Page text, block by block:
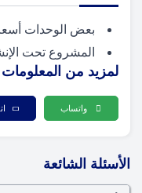
بعض الوحدات
المشروع تحت
لمزيد من المعلومات
واتساب
الأسئلة الشائعة